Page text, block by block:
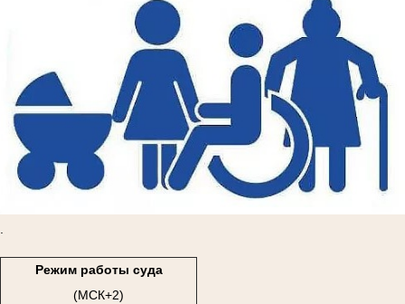
Режим работы суда
(МСК+2)